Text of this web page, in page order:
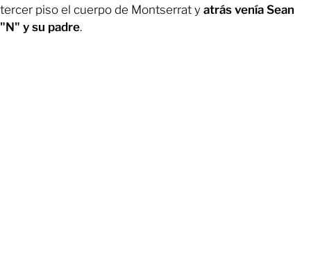
tercer piso el cuerpo de Montserrat y atrás venía Sean
"N" y su padre.